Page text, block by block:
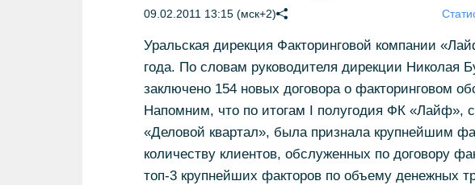
09.02.2011 13:15 (мск+2)
Уральская дирекция Факторинговой компании
года. По словам руководителя дирекции Николая
заключено 154 новых договора о факторинговом
Напомним, что по итогам I полугодия ФК «Лайф»,
«Деловой квартал», была признала крупнейшим
количеству клиентов, обслуженных по договору
топ-3 крупнейших факторов по объему денежных